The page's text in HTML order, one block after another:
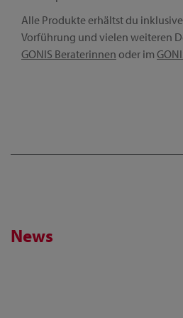
Alle Produkte erhältst du
Vorführung und vielen weiteren
GONIS Beraterinnen oder im
News